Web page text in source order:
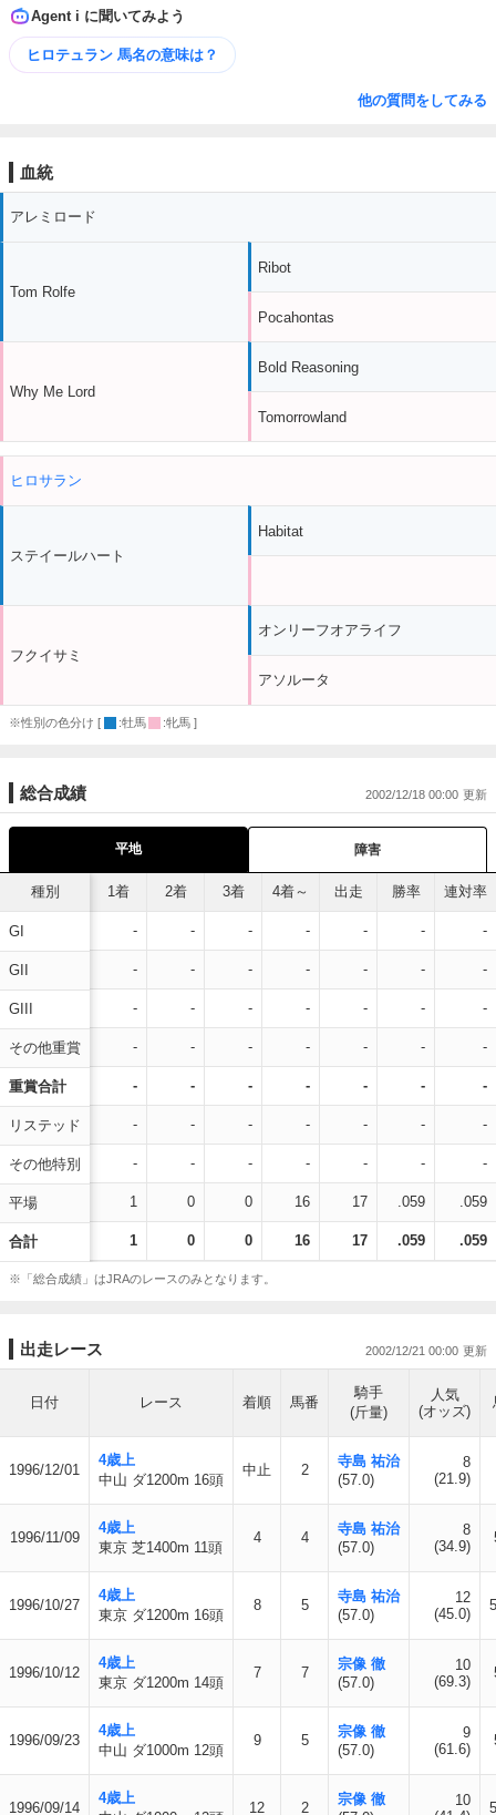
Agent i に聞いてみよう
ヒロテュラン 馬名の意味は？
他の質問をしてみる
血統
アレミロード
Tom Rolfe
Why Me Lord
Ribot
Pocahontas
Bold Reasoning
Tomorrowland
ヒロサラン
ステイールハート
フクイサミ
Habitat
オンリーフオアライフ
アソルータ
※性別の色分け [ :牡馬 :牝馬 ]
総合成績 2002/12/18 00:00
平地 障害
種別
GI
GII
GIII
その他重賞
重賞合計
リステッド
その他特別
平場
合計
1着 2着 3着 4着～ 出走 勝率 連対率
- - - - - - -
- - - - - - -
- - - - - - -
- - - - - - -
- - - - - - -
- - - - - - -
- - - - - - -
1 0 0 16 17 .059 .059
1 0 0 16 17 .059 .059
※「総合成績」はJRAのレースのみとなります。
出走レース 2002/12/21 00:00
日付 レース 着順 馬番
騎手
(斤量)
人気
(オッズ)
1996/12/01
4歳上
中山 ダ1200m 16頭
中止 2
寺島 祐治
(57.0)
8
(21.9)
1996/11/09
4歳上
東京 芝1400m 11頭
4 4
寺島 祐治
(57.0)
8
(34.9)
1996/10/27
4歳上
東京 ダ1200m 16頭
8 5
寺島 祐治
(57.0)
12
(45.0)
1996/10/12
4歳上
東京 ダ1200m 14頭
7 7
宗像 徹
(57.0)
10
(69.3)
1996/09/23
4歳上
中山 ダ1000m 12頭
9 5
宗像 徹
(57.0)
9
(61.6)
1996/09/14
4歳上
12 2
宗像 徹
10